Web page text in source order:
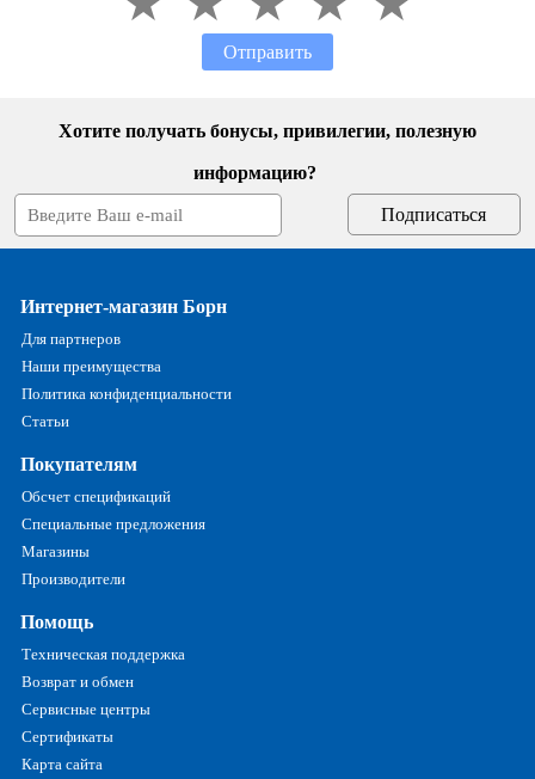
Отправить
Хотите получать бонусы, привилегии, полезную
информацию?
Интернет-магазин Борн
Для партнеров
Наши преимущества
Политика конфиденциальности
Статьи
Покупателям
Обсчет спецификаций
Специальные предложения
Магазины
Производители
Помощь
Техническая поддержка
Возврат и обмен
Сервисные центры
Сертификаты
Карта сайта